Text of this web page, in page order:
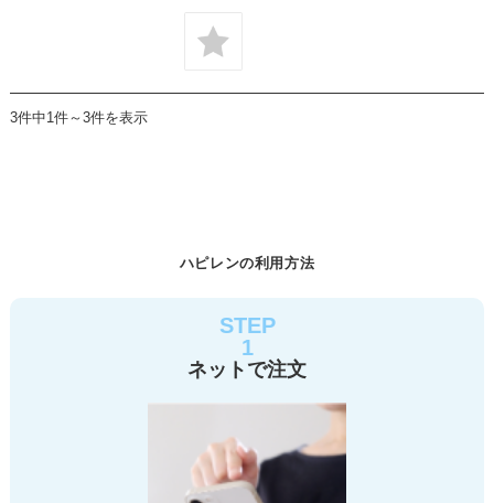
3件中1件～3件を表示
ハピレンの利用方法
STEP
1
ネットで注文